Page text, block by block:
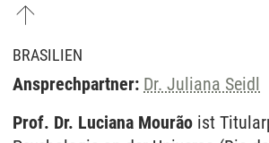
BRASILIEN
Ansprechpartner: Dr. Juliana Seidl
Prof. Dr. Luciana Mourão ist